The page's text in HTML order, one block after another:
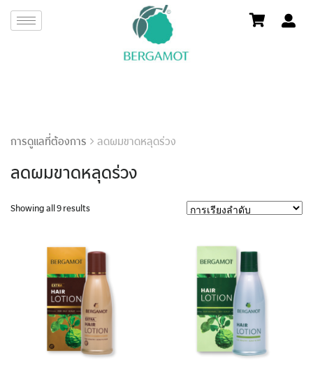
การดูแลที่ต้องการ ลดผมขาดหลุดร่วง
ลดผมขาดหลุดร่วง
Showing all 9 results